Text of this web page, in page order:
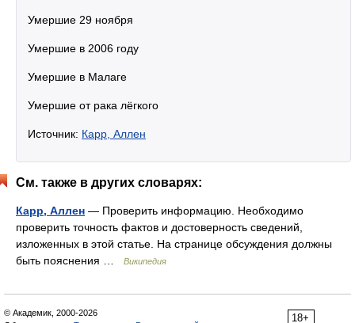
Умершие 29 ноября
Умершие в 2006 году
Умершие в Малаге
Умершие от рака лёгкого
Источник: Карр, Аллен
См. также в других словарях:
Карр, Аллен — Проверить информацию. Необходимо
проверить точность фактов и достоверность сведений,
изложенных в этой статье. На странице обсуждения должны
быть пояснения …
Википедия
18+
© Академик, 2000-2026